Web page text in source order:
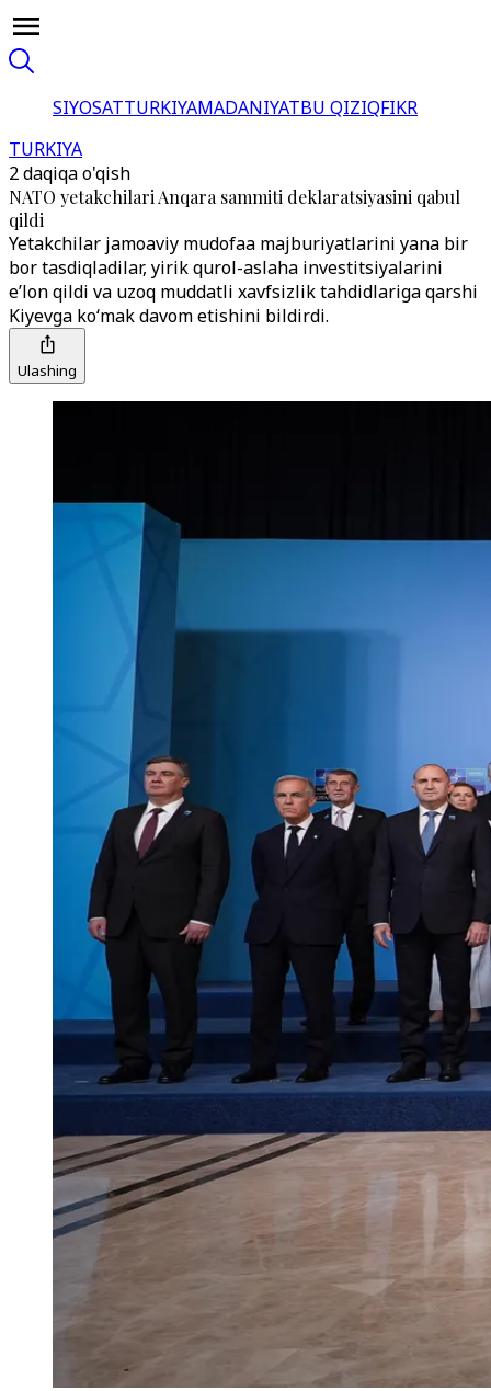
SIYOSATTURKIYAMADANIYATBU QIZIQFIKR
TURKIYA
2 daqiqa o'qish
NATO yetakchilari Anqara sammiti deklaratsiyasini qabul
qildi
Yetakchilar jamoaviy mudofaa majburiyatlarini yana bir
bor tasdiqladilar, yirik qurol-aslaha investitsiyalarini
e’lon qildi va uzoq muddatli xavfsizlik tahdidlariga qarshi
Kiyevga ko‘mak davom etishini bildirdi.
Ulashing